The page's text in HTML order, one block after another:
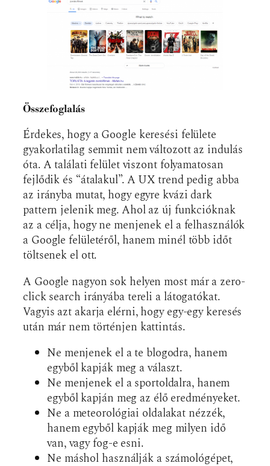
Összefoglalás
Érdekes, hogy a Google keresési felülete
gyakorlatilag semmit nem változott az indulás
óta. A találati felület viszont folyamatosan
fejlődik és “átalakul”. A UX trend pedig abba
az irányba mutat, hogy egyre kvázi dark
pattern jelenik meg. Ahol az új funkcióknak
az a célja, hogy ne menjenek el a felhasználók
a Google felületéről, hanem minél több időt
töltsenek el ott.
A Google nagyon sok helyen most már a zero-
click search irányába tereli a látogatókat.
Vagyis azt akarja elérni, hogy egy-egy keresés
után már nem történjen kattintás.
Ne menjenek el a te blogodra, hanem
egyből kapják meg a választ.
Ne menjenek el a sportoldalra, hanem
egyből kapján meg az élő eredményeket.
Ne a meteorológiai oldalakat nézzék,
hanem egyből kapják meg milyen idő
van, vagy fog-e esni.
Ne máshol használják a számológépet,